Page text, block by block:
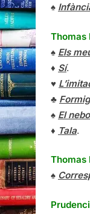
♠
Thomas
♠ Els
♦ Sí.
♥
♣
♠ El
♦ Tala.
Thomas
♠